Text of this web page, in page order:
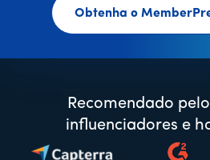
Obtenha o
Recomendado
influenciadores e